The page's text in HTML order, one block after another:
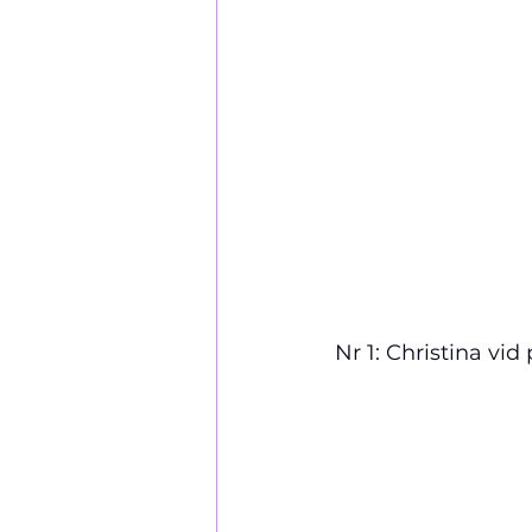
Nr 1: Christina vid